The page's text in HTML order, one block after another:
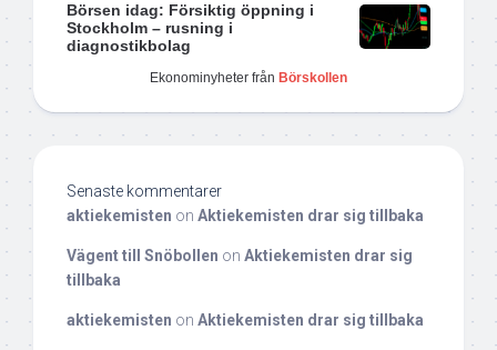
Börsen idag: Försiktig öppning i
Stockholm – rusning i
diagnostikbolag
Ekonominyheter från Börskollen
Senaste kommentarer
aktiekemisten on Aktiekemisten drar sig tillbaka
Vägent till Snöbollen on Aktiekemisten drar sig
tillbaka
aktiekemisten on Aktiekemisten drar sig tillbaka